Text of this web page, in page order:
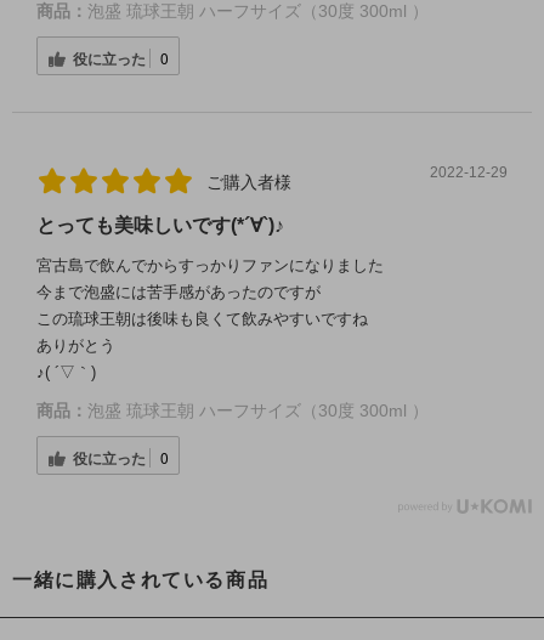
商品： 泡盛 琉球王朝 ハーフサイズ（30度 300ml ）
役に立った 0
ご購入者様 2022-12-29
とっても美味しいです(*´∀`)♪
宮古島で飲んでからすっかりファンになりました
今まで泡盛には苦手感があったのですが
この琉球王朝は後味も良くて飲みやすいですね
ありがとう
♪( ´▽｀)
商品： 泡盛 琉球王朝 ハーフサイズ（30度 300ml ）
役に立った 0
一緒に購入されている商品